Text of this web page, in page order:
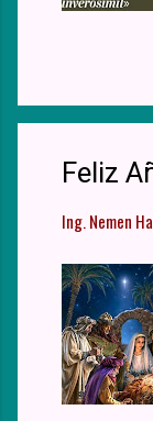
Feliz
Ing. Nemen